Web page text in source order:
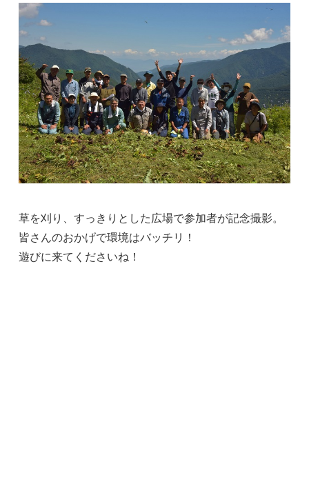
草を刈り、すっきりとした広場で参加者が記念撮影。
皆さんのおかげで環境はバッチリ！
遊びに来てくださいね！